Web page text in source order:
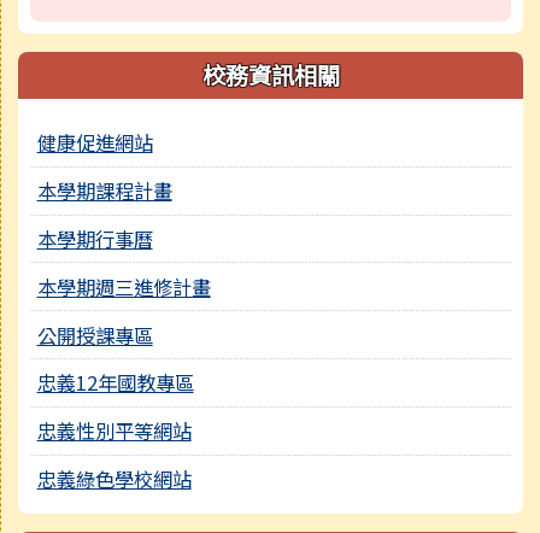
校務資訊相關
健康促進網站
本學期課程計畫
本學期行事曆
本學期週三進修計畫
公開授課專區
忠義12年國教專區
忠義性別平等網站
忠義綠色學校網站